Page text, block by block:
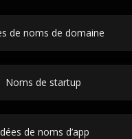
de noms de domaine
Noms de startup
de noms d’app